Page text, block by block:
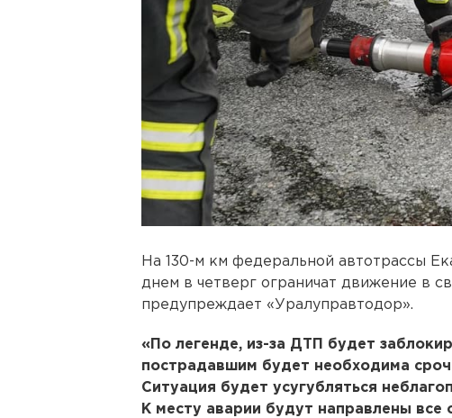
На 130-м км федеральной автотрассы
днем в четверг ограничат движение в
предупреждает «Уралуправтодор».
«По легенде, из-за ДТП будет
пострадавшим будет необходима
Ситуация будет усугубляться
К месту аварии будут направлены